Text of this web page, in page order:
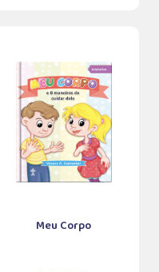
Meu Corpo